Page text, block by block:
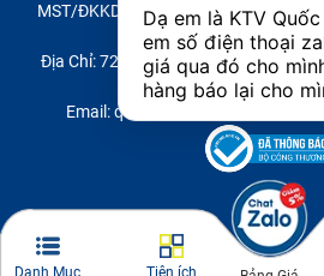
Ổ đĩa DVD laptop Ổ Dvd Imac
(đã tính công) bị lỗi có
Giá của thay DVD lap
MST/ĐKKD/QĐTL: 0316569346 do sở
14/04/2023
Địa Chỉ: 721 Trường Chinh, Phường
Thành phố Hồ Chí
Email: quoc@baohanhone.com |
Danh Mục Tiện ích
Dạ em là KTV
em số điện thoại
giá qua đó cho
hàng báo lại cho